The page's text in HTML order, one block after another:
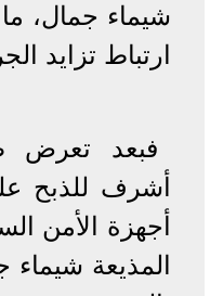
شيماء جمال،
ارتباط تزايد
فبعد تعرض
أشرف للذبح
أجهزة الأمن
المذيعة شيماء